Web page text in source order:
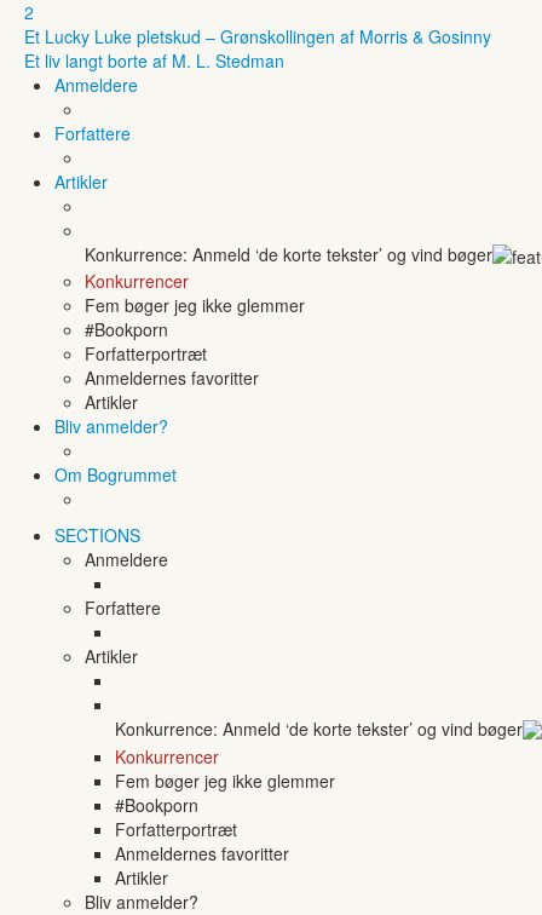
2
Et Lucky Luke pletskud – Grønskollingen af Morris & Gosinny
Et liv langt borte af M. L. Stedman
Anmeldere
Forfattere
Artikler
Konkurrence: Anmeld ‘de korte tekster’ og vind bøger
Konkurrencer
Fem bøger jeg ikke glemmer
#Bookporn
Forfatterportræt
Anmeldernes favoritter
Artikler
Bliv anmelder?
Om Bogrummet
SECTIONS
Anmeldere
Forfattere
Artikler
Konkurrence: Anmeld ‘de korte tekster’ og vind bøger
Konkurrencer
Fem bøger jeg ikke glemmer
#Bookporn
Forfatterportræt
Anmeldernes favoritter
Artikler
Bliv anmelder?